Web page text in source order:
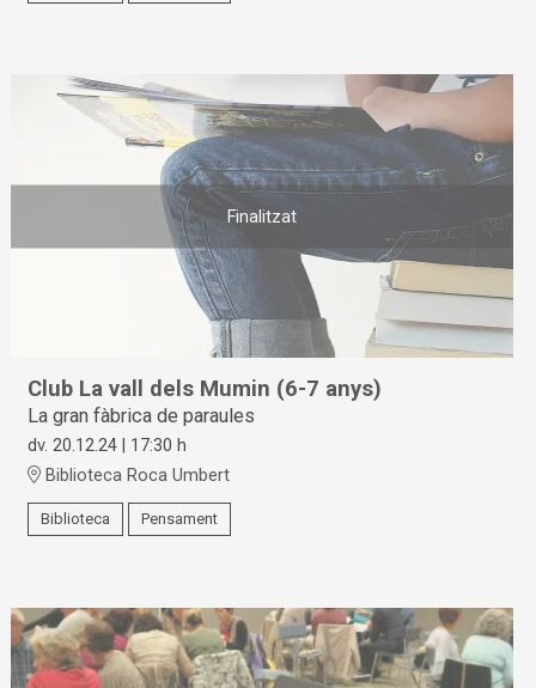
Finalitzat
Club La vall dels Mumin (6-7 anys)
La gran fàbrica de paraules
dv. 20.12.24 | 17:30 h
Biblioteca Roca Umbert
Biblioteca Pensament